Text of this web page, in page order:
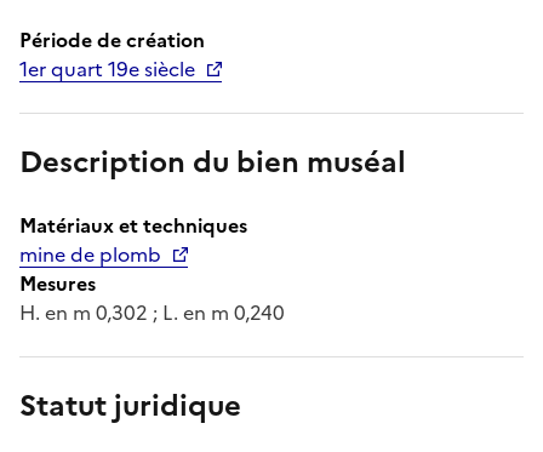
Période de création
1er quart 19e siècle
Description du bien muséal
Matériaux et techniques
mine de plomb
Mesures
H. en m 0,302 ; L. en m 0,240
Statut juridique